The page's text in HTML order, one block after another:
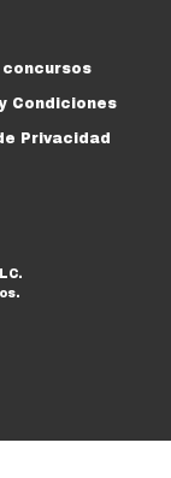
concursos
Condiciones
Privacidad